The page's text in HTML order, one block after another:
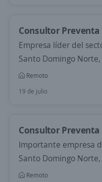
Consultor Preventa
Empresa líder del
Santo Domingo
Remoto
19 de julio
Consultor Preventa
Importante empresa
Santo Domingo
Remoto